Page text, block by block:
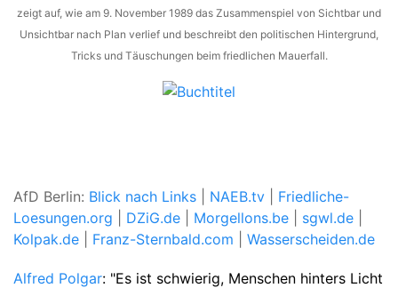
zeigt auf, wie am 9. November 1989 das Zusammenspiel von Sichtbar und
Unsichtbar nach Plan verlief und beschreibt den politischen Hintergrund,
Tricks und Täuschungen beim friedlichen Mauerfall.
AfD Berlin: Blick nach Links NAEB.tv
Friedliche-
Loesungen.org
DZiG.de Morgellons.be sgwl.de
Kolpak.de
Franz-Sternbald.com Wasserscheiden.de
Alfred Polgar: "Es ist schwierig, Menschen hinters Licht